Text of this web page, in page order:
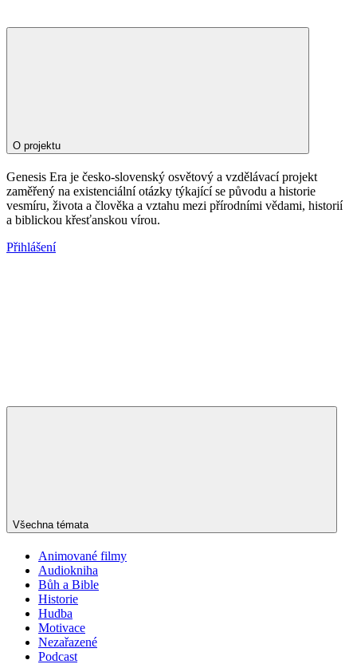
O projektu
Genesis Era je česko-slovenský osvětový a vzdělávací projekt
zaměřený na existenciální otázky týkající se původu a historie
vesmíru, života a člověka a vztahu mezi přírodními vědami, historií
a biblickou křesťanskou vírou.
Přihlášení
Všechna témata
Animované filmy
Audiokniha
Bůh a Bible
Historie
Hudba
Motivace
Nezařazené
Podcast